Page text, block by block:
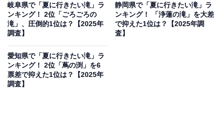
岐阜県で「夏に行きたい滝」ラ
ンキング！ 2位「ごろごろの
滝」、圧倒的1位は？【2025年
調査】
静岡県で「夏に行きたい滝」ラ
ンキング！ 「浄蓮の滝」を大差
で抑えた1位は？【2025年調
査】
愛知県で「夏に行きたい滝」ラ
ンキング！ 2位「蔦の渕」を6
票差で抑えた1位は？【2025年
調査】